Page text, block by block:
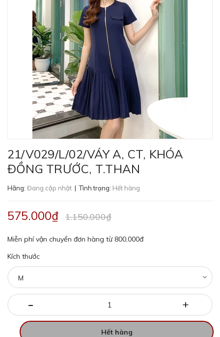
21/V029/L/02/VÁY A, CT, KHÓA
ĐỒNG TRƯỚC, T.THAN
Hãng: Đang cập nhật | Tình trạng: Hết hàng
575.000₫ 1.150.000₫
Miễn phí vận chuyển đơn hàng từ 800,000đ
Kích thước
- +
Hết hàng